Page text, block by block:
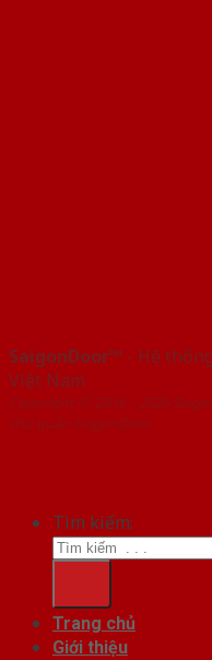
SaigonDoor™ - Hệ
Việt Nam
Copyright ⓒ 2016 – 2026
chủ quản SaigonDoor
Tìm kiếm:
Trang chủ
Giới thiệu